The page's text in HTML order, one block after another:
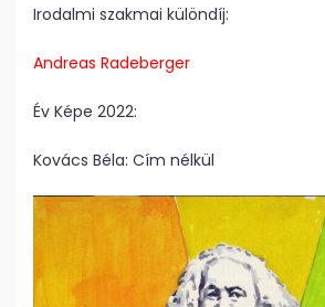
Irodalmi szakmai különdíj:
Andreas Radeberger
Év Képe 2022:
Kovács Béla: Cím nélkül